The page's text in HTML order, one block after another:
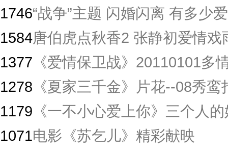
1746“战争”主题 闪婚闪离 有多少
1584唐伯虎点秋香2 张静初爱情戏
1377 《爱情保卫战》20110101多
1278 《夏家三千金》片花--08秀鸾
1179 《一不小心爱上你》三个人
1071电影《苏乞儿》精彩献映